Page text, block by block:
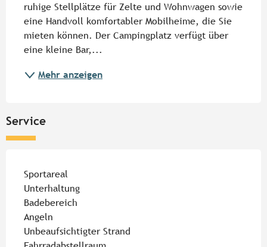
ruhige Stellplätze für Zelte und Wohnwagen sowie
eine Handvoll komfortabler Mobilheime, die Sie
mieten können. Der Campingplatz verfügt über
eine kleine Bar,...
Mehr anzeigen
Service
Sportareal
Unterhaltung
Badebereich
Angeln
Unbeaufsichtigter Strand